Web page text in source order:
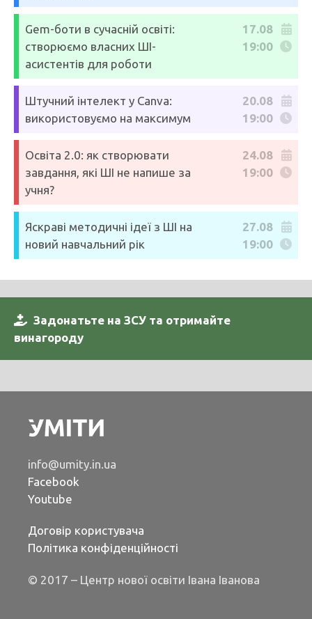
Gem-боти в сучасній освіті:
створюємо власних ШІ-
асистентів для роботи
17.08
19:00
Штучний інтелект у Canva:
використовуємо на максимум
20.08
19:00
Освіта 2.0: як створювати
завдання, які ШІ не напише за
учня?
24.08
19:00
Яскраві методичні ідеї з ШІ на
новий навчальний рік
27.08
19:00
Задонатьте на ЗСУ та отримайте
винагороду
info@umity.in.ua
Facebook
Youtube
Договір користувача
Політика конфіденційності
© 2017 – Центр нової освіти Івана Іванова